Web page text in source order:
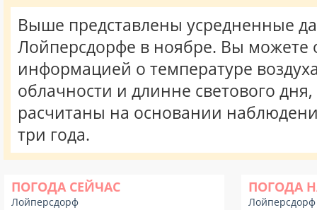
Выше представлены усредненные
Лойперсдорфе в ноябре. Вы можете
информацией о температуре
облачности и длинне светового
расчитаны на основании
три года.
ПОГОДА СЕЙЧАС
Лойперсдорф
ПОГОДА
Лойперсдорф